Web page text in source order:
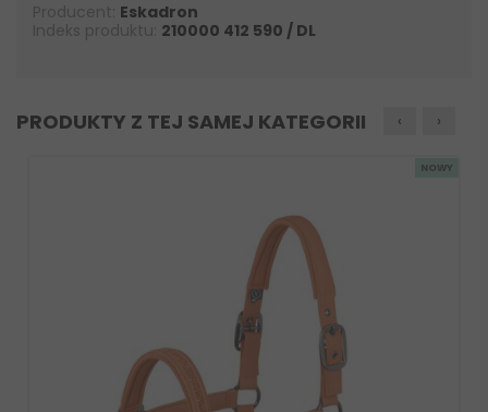
Producent: Eskadron
Indeks produktu: 210000 412 590 / DL
PRODUKTY Z TEJ SAMEJ KATEGORII ‹ ›